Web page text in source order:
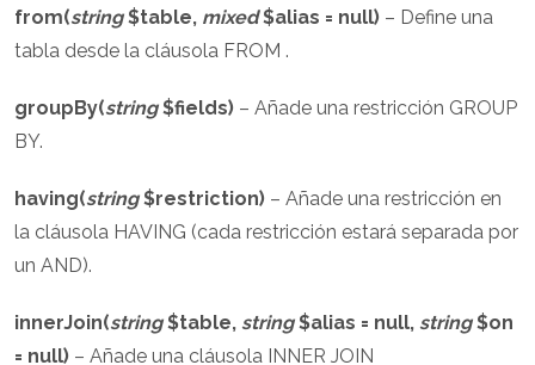
from(string$table, mixed$alias = null) – Define una
tabla desde la cláusola FROM .
groupBy(string$fields) – Añade una restricción GROUP
BY.
having(string$restriction) – Añade una restricción en
la cláusola HAVING (cada restricción estará separada por
un AND).
innerJoin(string$table, string$alias = null, string$on
= null) – Añade una cláusola INNER JOIN